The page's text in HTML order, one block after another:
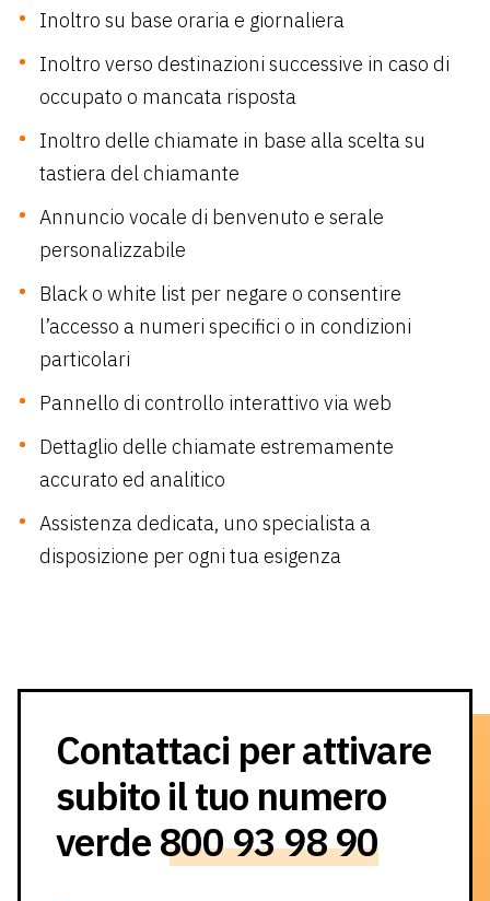
Inoltro su base oraria e giornaliera
Inoltro verso destinazioni successive in caso di
occupato o mancata risposta
Inoltro delle chiamate in base alla scelta su
tastiera del chiamante
Annuncio vocale di benvenuto e serale
personalizzabile
Black o white list per negare o consentire
l’accesso a numeri specifici o in condizioni
particolari
Pannello di controllo interattivo via web
Dettaglio delle chiamate estremamente
accurato ed analitico
Assistenza dedicata, uno specialista a
disposizione per ogni tua esigenza
Contattaci per attivare
subito il tuo numero
verde800 93 98 90